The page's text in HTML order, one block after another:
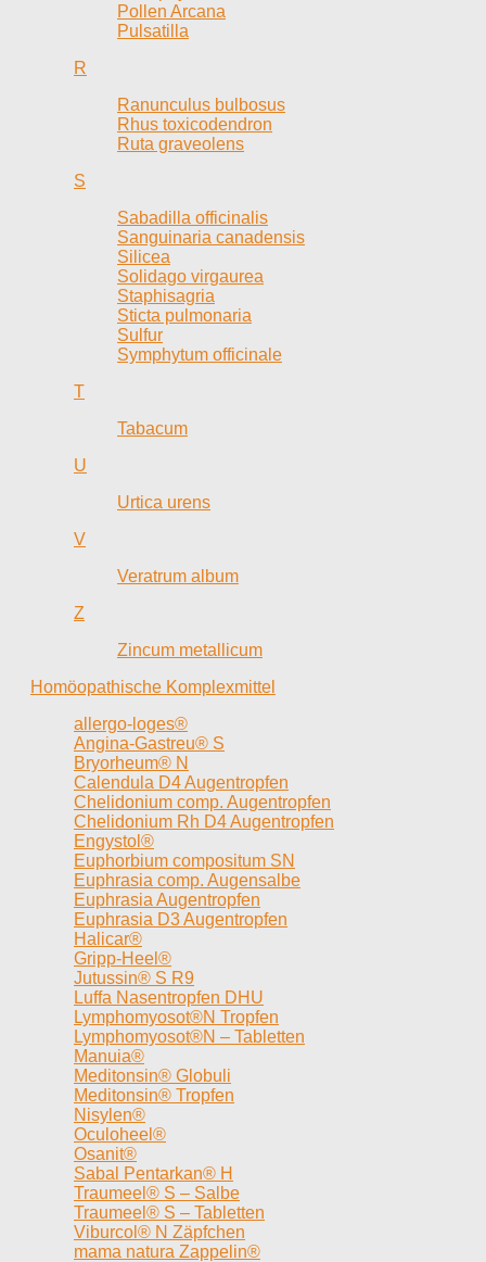
Pollen Arcana
Pulsatilla
R
Ranunculus bulbosus
Rhus toxicodendron
Ruta graveolens
S
Sabadilla officinalis
Sanguinaria canadensis
Silicea
Solidago virgaurea
Staphisagria
Sticta pulmonaria
Sulfur
Symphytum officinale
T
Tabacum
U
Urtica urens
V
Veratrum album
Z
Zincum metallicum
Homöopathische Komplexmittel
allergo-loges®
Angina-Gastreu® S
Bryorheum® N
Calendula D4 Augentropfen
Chelidonium comp. Augentropfen
Chelidonium Rh D4 Augentropfen
Engystol®
Euphorbium compositum SN
Euphrasia comp. Augensalbe
Euphrasia Augentropfen
Euphrasia D3 Augentropfen
Halicar®
Gripp-Heel®
Jutussin® S R9
Luffa Nasentropfen DHU
Lymphomyosot®N Tropfen
Lymphomyosot®N – Tabletten
Manuia®
Meditonsin® Globuli
Meditonsin® Tropfen
Nisylen®
Oculoheel®
Osanit®
Sabal Pentarkan® H
Traumeel® S – Salbe
Traumeel® S – Tabletten
Viburcol® N Zäpfchen
mama natura Zappelin®